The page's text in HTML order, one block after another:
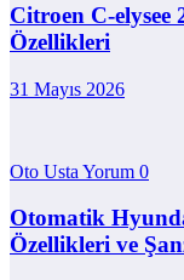
Citroen C-elysee
Özellikleri
31 Mayıs 2026
Oto Usta Yorum 0
Otomatik
Özellikleri ve